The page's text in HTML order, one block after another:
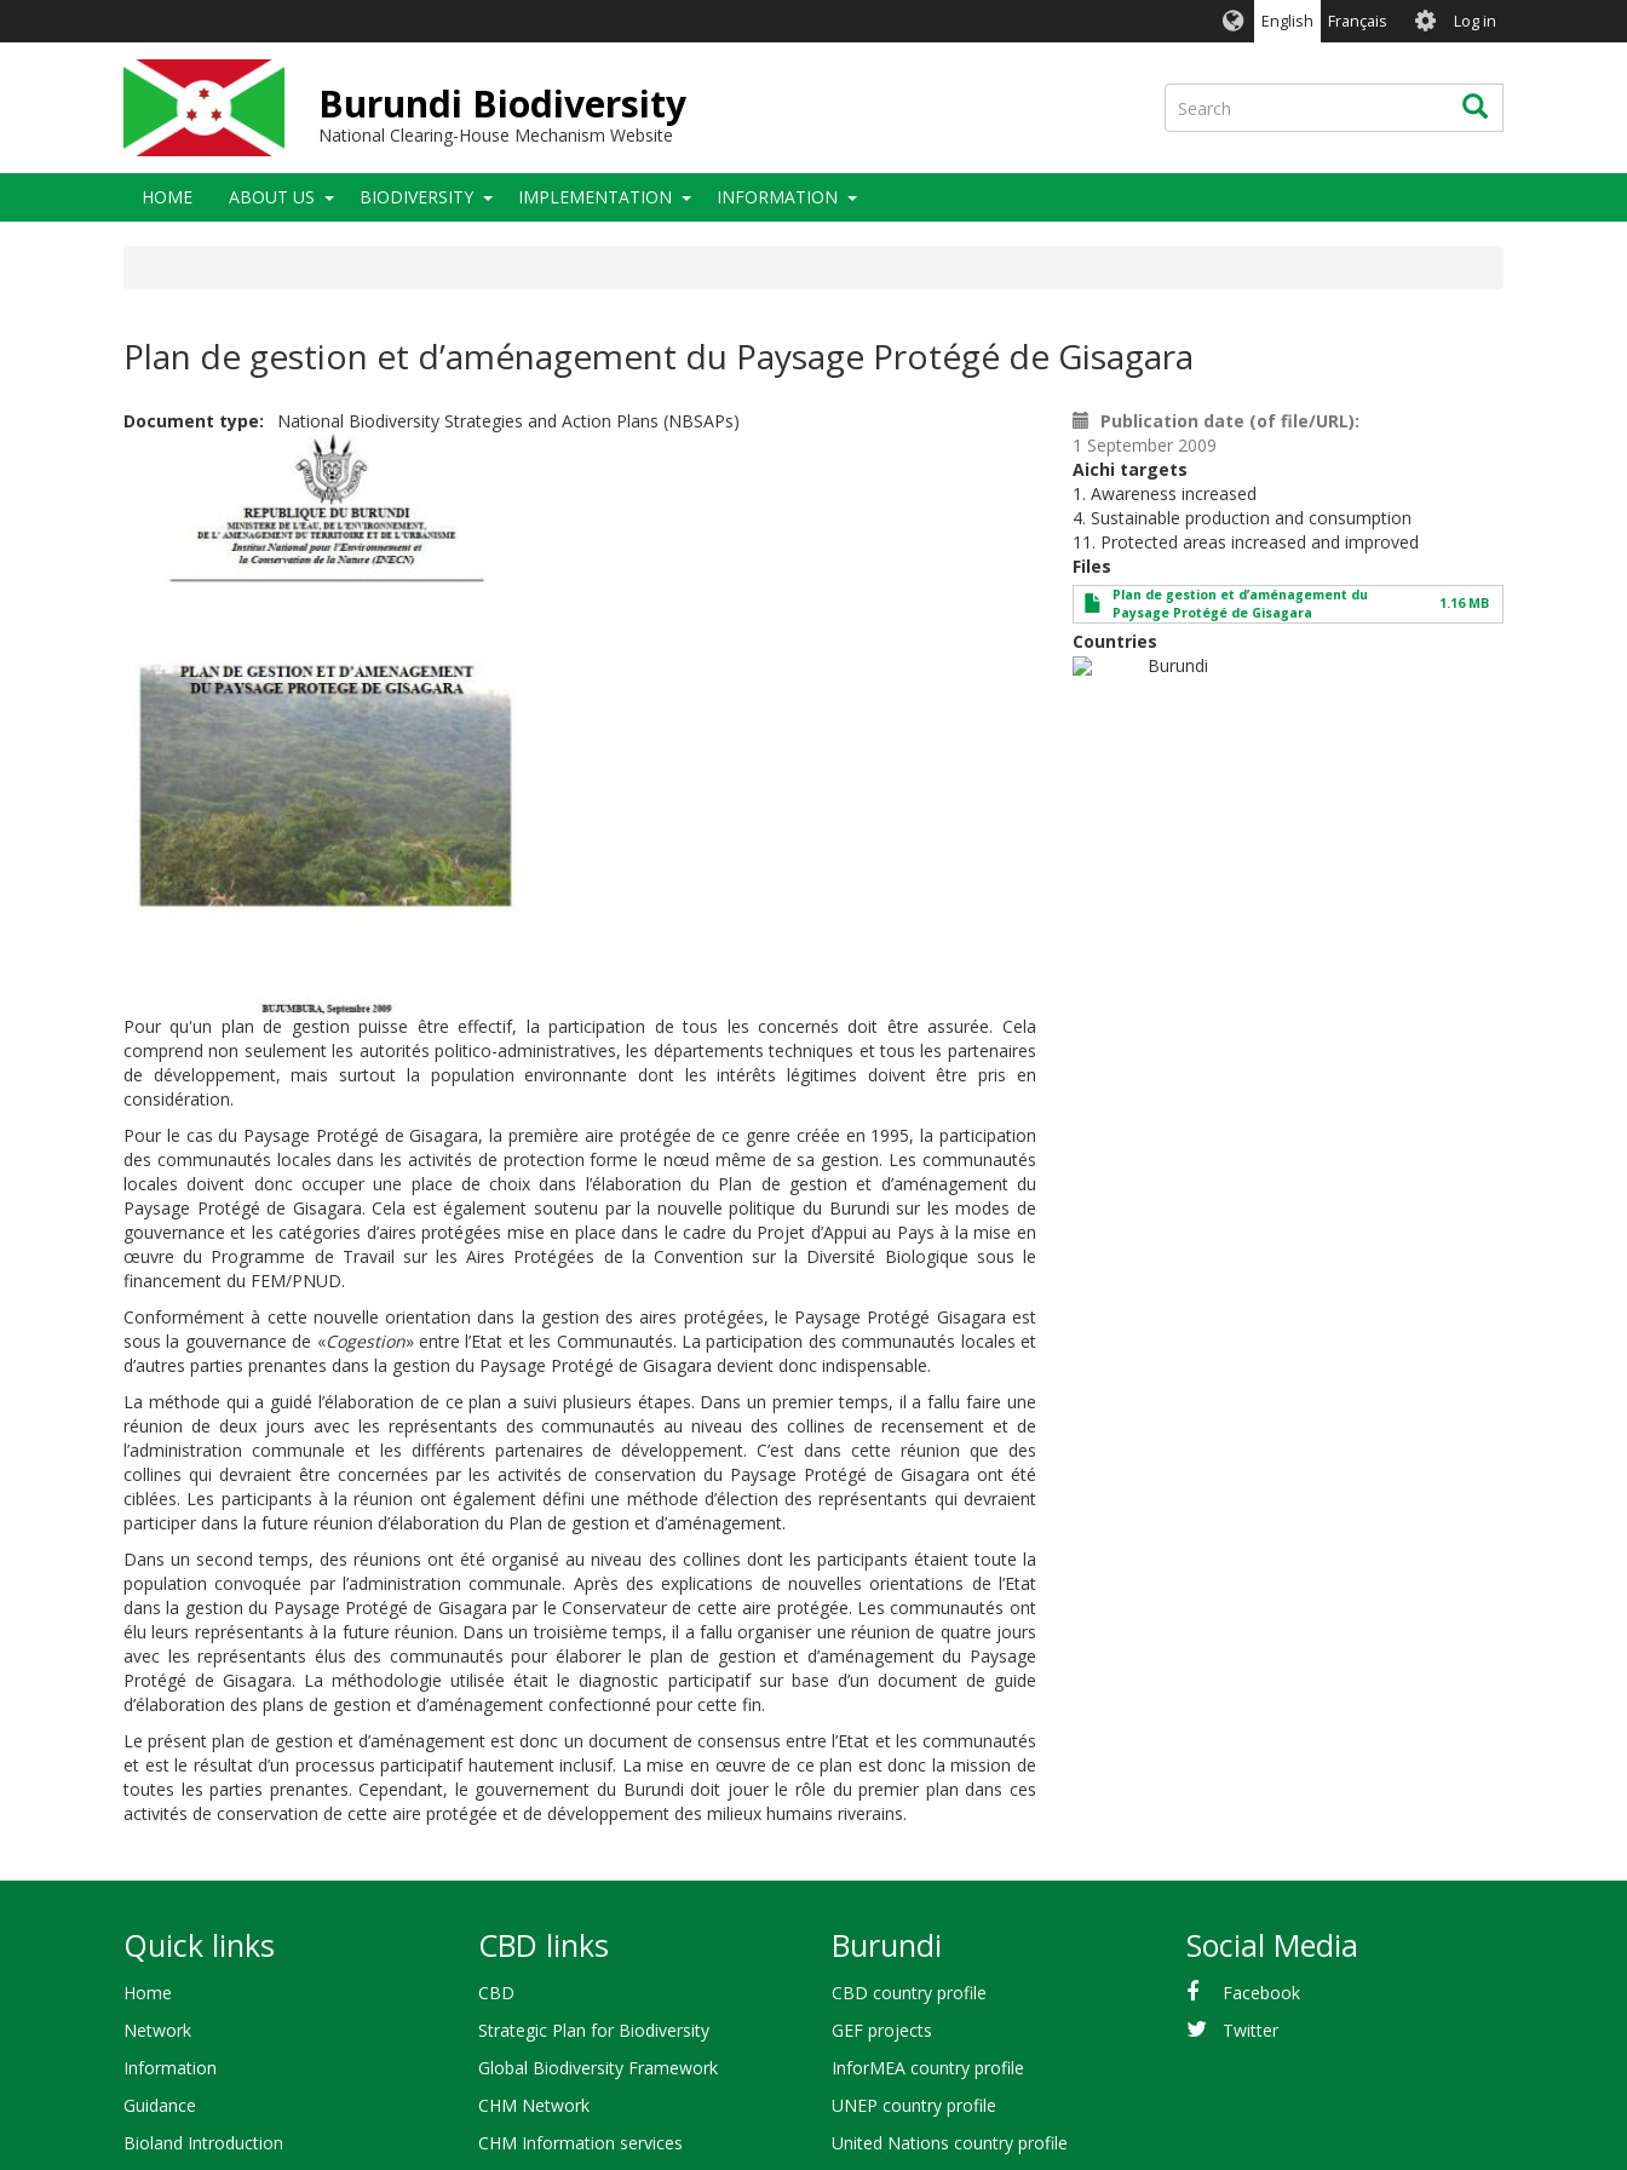
English Français User
account
menu
Log in
Burundi Biodiversity
National Clearing-House Mechanism Website
Search Search
Main
navigation
HOME ABOUT US BIODIVERSITY IMPLEMENTATION INFORMATION
Plan de gestion et d’aménagement du Paysage Protégé de Gisagara
Document type National Biodiversity Strategies and Action Plans (NBSAPs)
Pour qu'un plan de gestion puisse être effectif, la participation de tous les concernés doit être assurée. Cela
comprend non seulement les autorités politico-administratives, les départements techniques et tous les partenaires
de développement, mais surtout la population environnante dont les intérêts légitimes doivent être pris en
considération.
Pour le cas du Paysage Protégé de Gisagara, la première aire protégée de ce genre créée en 1995, la participation
des communautés locales dans les activités de protection forme le nœud même de sa gestion. Les communautés
locales doivent donc occuper une place de choix dans l’élaboration du Plan de gestion et d’aménagement du
Paysage Protégé de Gisagara. Cela est également soutenu par la nouvelle politique du Burundi sur les modes de
gouvernance et les catégories d’aires protégées mise en place dans le cadre du Projet d’Appui au Pays à la mise en
œuvre du Programme de Travail sur les Aires Protégées de la Convention sur la Diversité Biologique sous le
financement du FEM/PNUD.
Conformément à cette nouvelle orientation dans la gestion des aires protégées, le Paysage Protégé Gisagara est
sous la gouvernance de «Cogestion» entre l’Etat et les Communautés. La participation des communautés locales et
d’autres parties prenantes dans la gestion du Paysage Protégé de Gisagara devient donc indispensable.
La méthode qui a guidé l’élaboration de ce plan a suivi plusieurs étapes. Dans un premier temps, il a fallu faire une
réunion de deux jours avec les représentants des communautés au niveau des collines de recensement et de
l’administration communale et les différents partenaires de développement. C’est dans cette réunion que des
collines qui devraient être concernées par les activités de conservation du Paysage Protégé de Gisagara ont été
ciblées. Les participants à la réunion ont également défini une méthode d’élection des représentants qui devraient
participer dans la future réunion d’élaboration du Plan de gestion et d’aménagement.
Dans un second temps, des réunions ont été organisé au niveau des collines dont les participants étaient toute la
population convoquée par l’administration communale. Après des explications de nouvelles orientations de l’Etat
dans la gestion du Paysage Protégé de Gisagara par le Conservateur de cette aire protégée. Les communautés ont
élu leurs représentants à la future réunion. Dans un troisième temps, il a fallu organiser une réunion de quatre jours
avec les représentants élus des communautés pour élaborer le plan de gestion et d’aménagement du Paysage
Protégé de Gisagara. La méthodologie utilisée était le diagnostic participatif sur base d’un document de guide
d’élaboration des plans de gestion et d’aménagement confectionné pour cette fin.
Le présent plan de gestion et d’aménagement est donc un document de consensus entre l’Etat et les communautés
et est le résultat d’un processus participatif hautement inclusif. La mise en œuvre de ce plan est donc la mission de
toutes les parties prenantes. Cependant, le gouvernement du Burundi doit jouer le rôle du premier plan dans ces
activités de conservation de cette aire protégée et de développement des milieux humains riverains.
Publication date (of file/URL)
1 September 2009
Aichi targets
1. Awareness increased
4. Sustainable production and consumption
11. Protected areas increased and improved
Files
Plan de gestion et d’aménagement du
Paysage Protégé de Gisagara
1.16 MB
Countries
Burundi
Quick links
Home
Network
Information
Guidance
Bioland Introduction
CBD links
CBD
Strategic Plan for Biodiversity
Global Biodiversity Framework
CHM Network
CHM Information services
Burundi
CBD country profile
GEF projects
InforMEA country profile
UNEP country profile
United Nations country profile
Social Media
Facebook
Twitter